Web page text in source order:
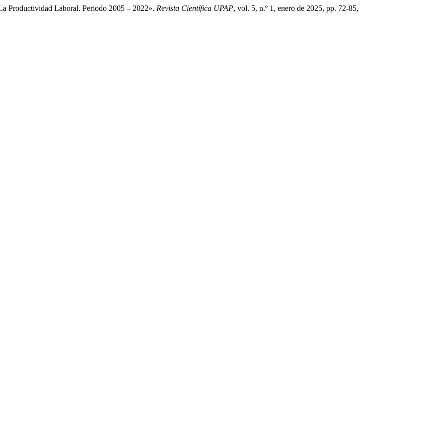
Productividad Laboral. Periodo 2005 – 2022». Revista Científica UPAP, vol. 5, n.º 1, enero de 2025, pp. 72-85,